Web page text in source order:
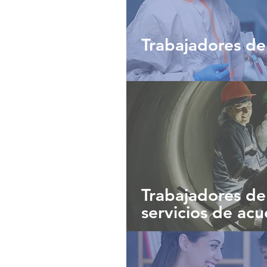
Trabajadores
Trabajadores
servicios de